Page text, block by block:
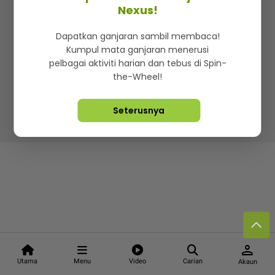
Utama Menu Video Carian
person
Akaun
Iklan di SMG360
Terma & Syarat Dasar Privasi
Lebih hot, viral dan sensasi
Hakcipta Terpelihara ©2026. Star Media Group Berhad
Nexus!
Dapatkan ganjaran sambil membaca!
Kumpul mata ganjaran menerusi
pelbagai aktiviti harian dan tebus di Spin-
the-Wheel!
Seterusnya